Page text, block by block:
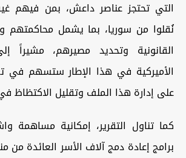
التي تحتجز عناصر داعش، بمن فيهم غير
نُقلوا من سوريا، بما يشمل محاكمتهم
القانونية وتحديد مصيرهم، مشيراً
الأميركية في هذا الإطار ستسهم في
على إدارة هذا الملف وتقليل الاكتظاظ
كما تناول التقرير، إمكانية مساهمة
برامج إعادة دمج آلاف الأسر العائدة من